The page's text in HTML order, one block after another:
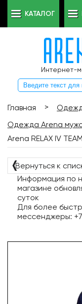
Интернет-
КАТАЛОГ
Главная >
Одежда Arena
Arena RELAX IV
❬Вернуться к
Информация по
магазине
суток
Для более
мессенджеры: